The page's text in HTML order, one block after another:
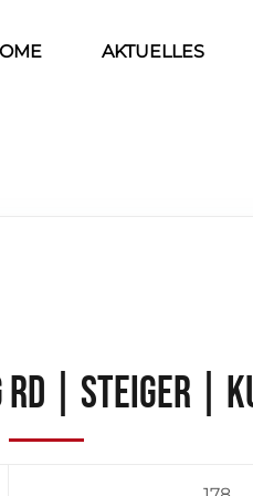
AKTUELLES
| Steiger |